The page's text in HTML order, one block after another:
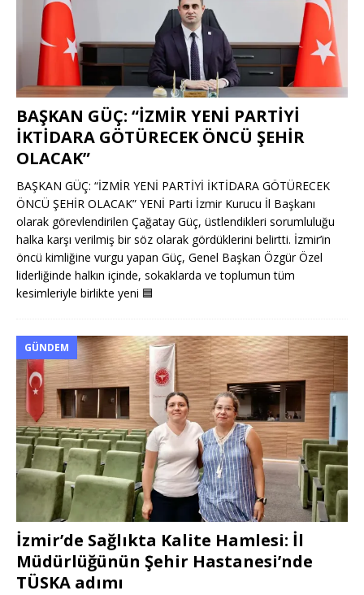
BAŞKAN GÜÇ: “İZMİR YENİ PARTİYİ
İKTİDARA GÖTÜRECEK ÖNCÜ ŞEHİR
OLACAK”
BAŞKAN GÜÇ: “İZMİR YENİ PARTİYİ İKTİDARA GÖTÜRECEK
ÖNCÜ ŞEHİR OLACAK” YENİ Parti İzmir Kurucu İl Başkanı
olarak görevlendirilen Çağatay Güç, üstlendikleri sorumluluğu
halka karşı verilmiş bir söz olarak gördüklerini belirtti. İzmir’in
öncü kimliğine vurgu yapan Güç, Genel Başkan Özgür Özel
liderliğinde halkın içinde, sokaklarda ve toplumun tüm
kesimleriyle birlikte yeni 🟦
GÜNDEM
İzmir’de Sağlıkta Kalite Hamlesi: İl
Müdürlüğünün Şehir Hastanesi’nde
TÜSKA adımı